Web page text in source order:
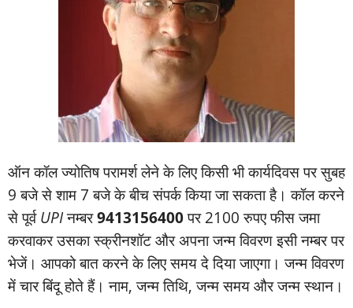
ऑन कॉल ज्‍योतिष परामर्श लेने के लिए किसी भी कार्यदिवस पर सुबह
9 बजे से शाम 7 बजे के बीच संपर्क किया जा सकता है। कॉल करने
से पूर्वUPIनम्‍बर9413156400पर 2100 रुपए फीस जमा
करवाकर उसका स्‍क्रीनशॉट और अपना जन्‍म विवरण इसी नम्‍बर पर
भेजें। आपको बात करने के लिए समय दे दिया जाएगा। जन्‍म विवरण
में चार बिंदू होते हैं। नाम, जन्‍म तिथि, जन्‍म समय और जन्‍म स्‍थान।